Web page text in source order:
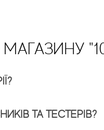
ТА ТЕСТЕРІВ?